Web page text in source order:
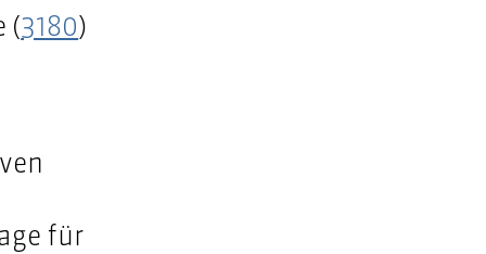
(3180)
für